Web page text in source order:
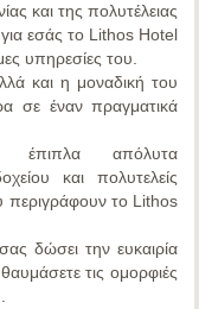
και της πολυτέλειας
εσάς το Lithos Hotel
υπηρεσίες του.
και η μοναδική του
σε έναν πραγματικά
έπιπλα απόλυτα
και πολυτελείς
περιγράφουν το Lithos
δώσει την ευκαιρία
τις ομορφιές